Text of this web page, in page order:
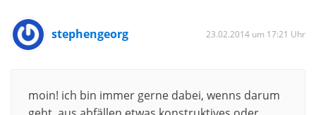
stephengeorg 23.02.2014 um 17:21 Uhr
moin! ich bin immer gerne dabei, wenns darum